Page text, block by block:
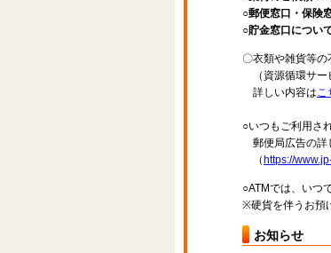
○郵便窓口・保険
○貯金窓口につい
〇衣類や雑貨等の
（資源循環サー
詳しい内容はこ
○いつもご利用さ
郵便局広告の詳
（ https://
○ATMでは、いつ
※硬貨を伴うお預
お知らせ